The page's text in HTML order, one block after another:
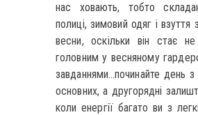
нас ховають, тобто
полиці, зимовий одяг і взуття
весни, оскільки він стає
головним у весняному
завданнями…починайте день
основних, а другорядні
коли енергії багато ви з